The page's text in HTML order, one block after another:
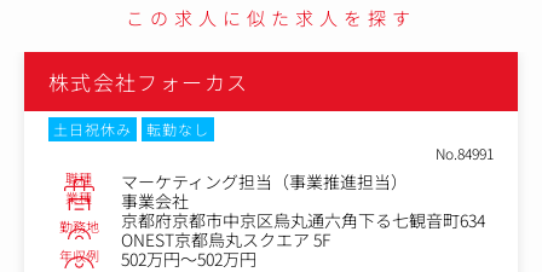
この求人に似た求人を探す
株式会社フォーカス
土日祝休み
転勤なし
No.84991
職種 マーケティング担当（事業推進担当）
業種 事業会社
勤務地
京都府京都市中京区烏丸通六角下る七観音町634
ONEST京都烏丸スクエア 5F
年収例
502万円～502万円